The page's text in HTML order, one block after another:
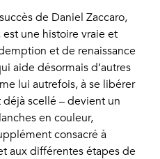
de Daniel Zaccaro,
une histoire vraie et
et de renaissance
aide désormais d’autres
lui autrefois, à se libérer
scellé – devient un
en couleur,
consacré à
aux différentes étapes de